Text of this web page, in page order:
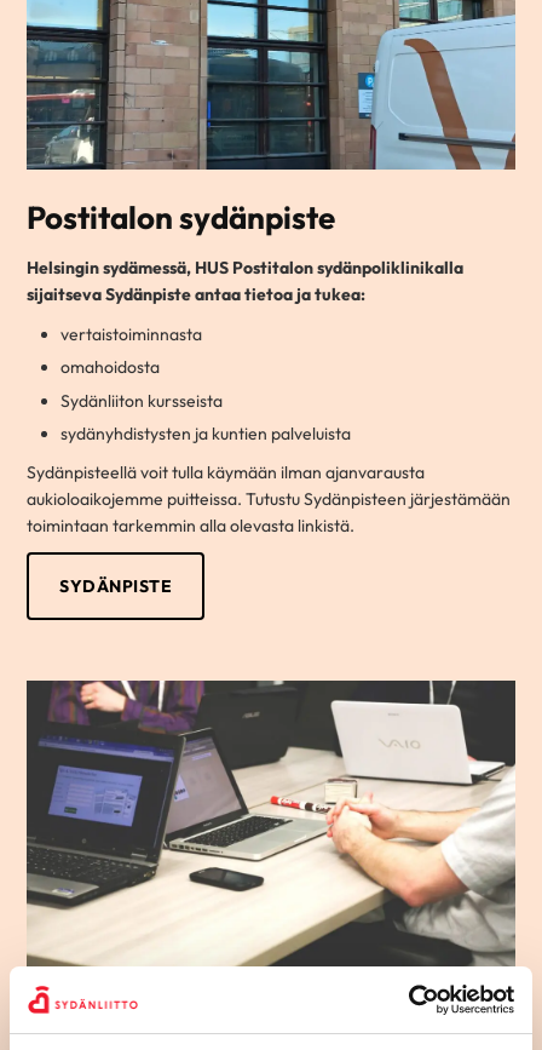
Postitalon sydänpiste
Helsingin sydämessä, HUS Postitalon sydänpoliklinikalla
sijaitseva Sydänpiste antaa tietoa ja tukea:
vertaistoiminnasta
omahoidosta
Sydänliiton kursseista
sydänyhdistysten ja kuntien palveluista
Sydänpisteellä voit tulla käymään ilman ajanvarausta
aukioloaikojemme puitteissa. Tutustu Sydänpisteen järjestämään
toimintaan tarkemmin alla olevasta linkistä.
SYDÄNPISTE
Sydänliiton verkkoluennot